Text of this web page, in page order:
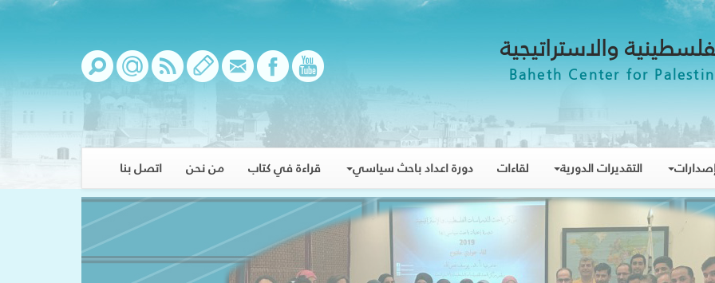
والاستراتيجية
Baheth Center for
التقديرات الدورية لقاءات دورة اعداد باحث سياسي قراءة في كتاب من نحن اتصل بنا